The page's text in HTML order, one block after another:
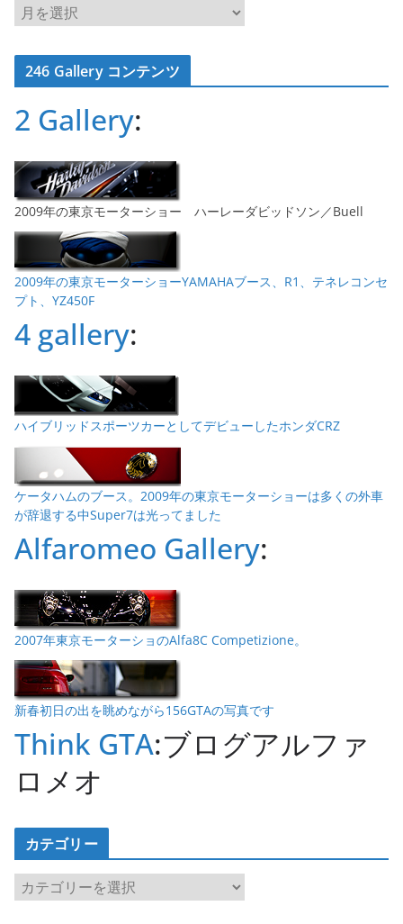
ア
ー
カ
イ246 Gallery コンテンツ
2 Gallery:
2009年の東京モーターショー ハーレーダビッドソン／Buell
2009年の東京モーターショーYAMAHAブース、R1、テネレコンセ
プト、YZ450F
4 gallery:
ハイブリッドスポーツカーとしてデビューしたホンダCRZ
ケータハムのブース。2009年の東京モーターショーは多くの外車
が辞退する中Super7は光ってました
Alfaromeo Gallery:
2007年東京モーターショのAlfa8C Competizione。
新春初日の出を眺めながら156GTAの写真です
Think GTA:ブログアルファ
ロメオ
カテゴリー
カ
テ